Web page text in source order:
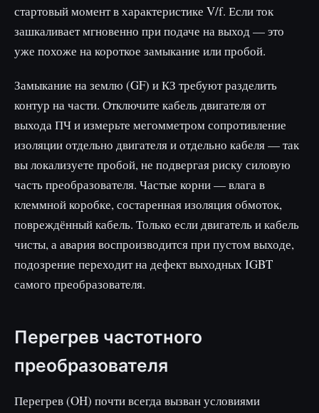
стартовый момент в характеристике V/f. Если ток
зашкаливает мгновенно при подаче на выход — это
уже похоже на короткое замыкание или пробой.
Замыкание на землю (GF) и КЗ требуют разделить
контур на части. Отключите кабель двигателя от
выхода ПЧ и измерьте мегомметром сопротивление
изоляции отдельно двигателя и отдельно кабеля — так
вы локализуете пробой, не подвергая риску силовую
часть преобразователя. Частые корни — влага в
клеммной коробке, состаренная изоляция обмоток,
повреждённый кабель. Только если двигатель и кабель
чисты, а авария воспроизводится при пустом выходе,
подозрение переходит на дефект выходных IGBT
самого преобразователя.
Перегрев частотного
преобразователя
Перегрев (OH) почти всегда вызван условиями